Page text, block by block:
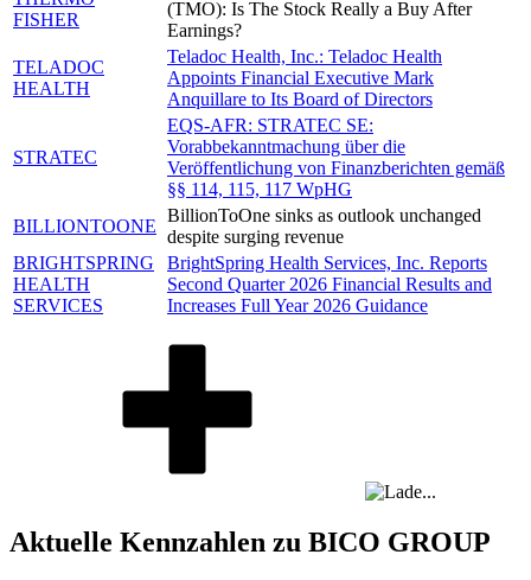
FISHER
(TMO): Is The Stock Really a Buy After
Earnings?
TELADOC
HEALTH
Teladoc Health, Inc.: Teladoc Health
Appoints Financial Executive Mark
Anquillare to Its Board of Directors
STRATEC
EQS-AFR: STRATEC SE:
Vorabbekanntmachung über die
Veröffentlichung von Finanzberichten gemäß
§§ 114, 115, 117 WpHG
BILLIONTOONE
BillionToOne sinks as outlook unchanged
despite surging revenue
BRIGHTSPRING
HEALTH
SERVICES
BrightSpring Health Services, Inc. Reports
Second Quarter 2026 Financial Results and
Increases Full Year 2026 Guidance
Aktuelle Kennzahlen zu BICO GROUP